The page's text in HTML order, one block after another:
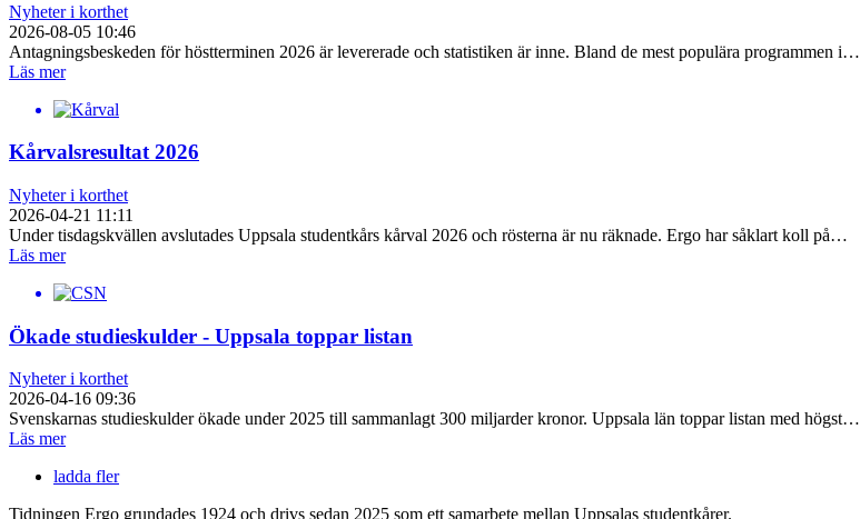
Nyheter i korthet
2026-08-05 10:46
Antagningsbeskeden för höstterminen 2026 är levererade och statistiken är inne. Bland de mest populära programmen i…
Läs mer
Kårvalsresultat 2026
Nyheter i korthet
2026-04-21 11:11
Under tisdagskvällen avslutades Uppsala studentkårs kårval 2026 och rösterna är nu räknade. Ergo har såklart koll på…
Läs mer
Ökade studieskulder - Uppsala toppar listan
Nyheter i korthet
2026-04-16 09:36
Svenskarnas studieskulder ökade under 2025 till sammanlagt 300 miljarder kronor. Uppsala län toppar listan med högst…
Läs mer
ladda fler
Tidningen Ergo grundades 1924 och drivs sedan 2025 som ett samarbete mellan Uppsalas studentkårer.